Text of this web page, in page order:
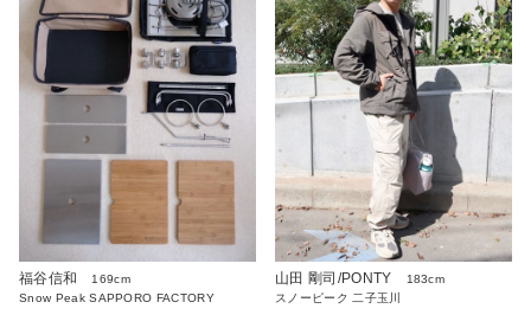
福谷信和
169cm
Snow Peak SAPPORO FACTORY
山田 剛司/PONTY
183cm
スノーピーク 二子玉川